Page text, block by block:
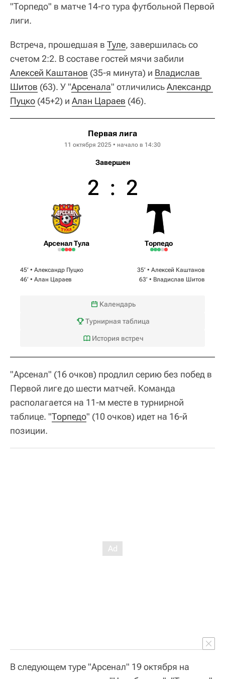
"Торпедо" в матче 14-го тура футбольной Первой
лиги.
Встреча, прошедшая в Туле, завершилась со
счетом 2:2. В составе гостей мячи забили
Алексей Каштанов (35-я минута) и Владислав
Шитов (63). У "Арсенала" отличилисьАлександр
Пуцко (45+2) и Алан Цараев (46).
Первая лига
11 октября 2025 • начало в 14:30
Завершен
Арсенал Тула
2 : 2
Торпедо
45‎’‎ • Александр Пуцко
46‎’‎ • Алан Цараев
35‎’‎ • Алексей Каштанов
63‎’‎ • Владислав Шитов
Календарь
Турнирная таблица
История встреч
"Арсенал" (16 очков) продлил серию без побед в
Первой лиге до шести матчей. Команда
располагается на 11-м месте в турнирной
таблице. "Торпедо" (10 очков) идет на 16-й
позиции.
В следующем туре "Арсенал" 19 октября на